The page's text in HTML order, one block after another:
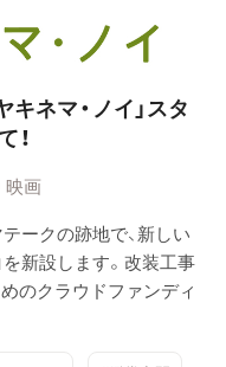
ネマ・ノイ」スタ
！
映画
ークの跡地で、新しい
を新設します。改装工事
のクラウドファンディ